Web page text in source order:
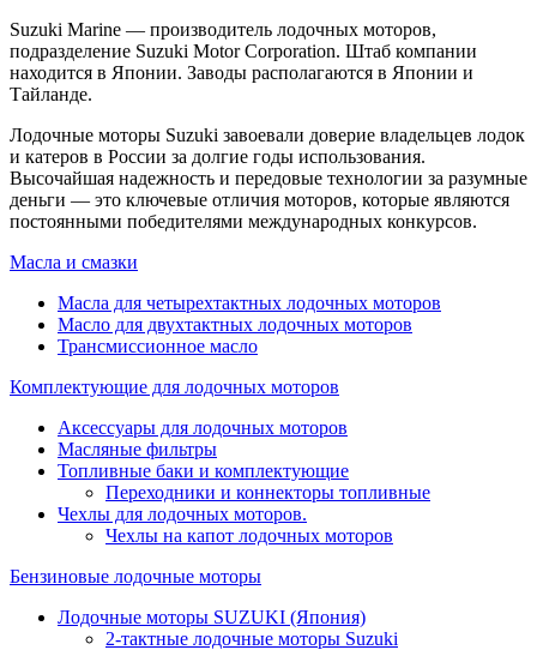
Suzuki Marine — производитель лодочных моторов,
подразделение Suzuki Motor Corporation. Штаб компании
находится в Японии. Заводы располагаются в Японии и
Тайланде.
Лодочные моторы Suzuki завоевали доверие владельцев лодок
и катеров в России за долгие годы использования.
Высочайшая надежность и передовые технологии за разумные
деньги — это ключевые отличия моторов, которые являются
постоянными победителями международных конкурсов.
Масла и смазки
Масла для четырехтактных лодочных моторов
Масло для двухтактных лодочных моторов
Трансмиссионное масло
Комплектующие для лодочных моторов
Аксессуары для лодочных моторов
Масляные фильтры
Топливные баки и комплектующие
Переходники и коннекторы топливные
Чехлы для лодочных моторов.
Чехлы на капот лодочных моторов
Бензиновые лодочные моторы
Лодочные моторы SUZUKI (Япония)
2-тактные лодочные моторы Suzuki